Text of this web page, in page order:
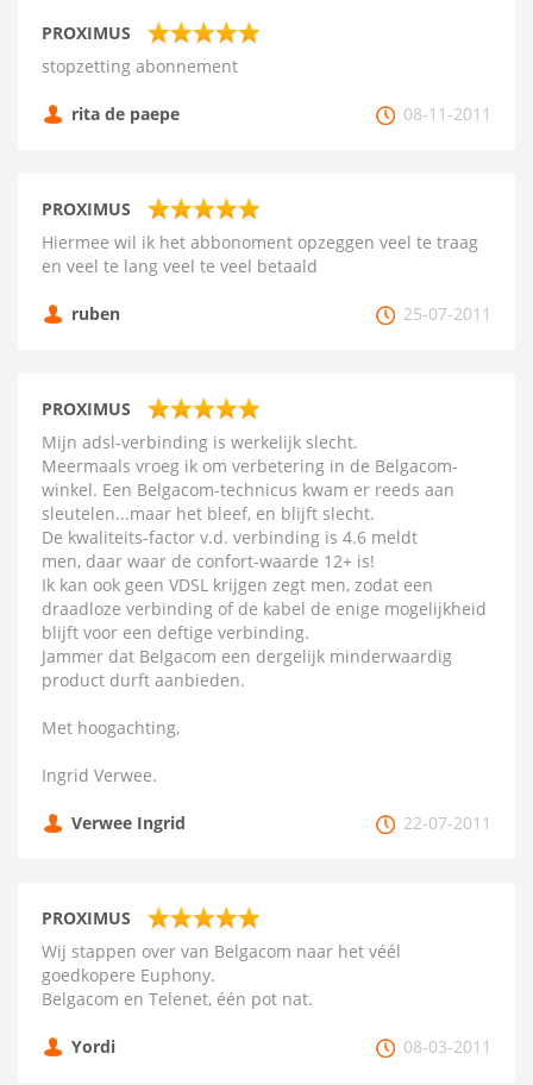
PROXIMUS
stopzetting abonnement
rita de paepe 08-11-2011
PROXIMUS
Hiermee wil ik het abbonoment opzeggen veel te traag
en veel te lang veel te veel betaald
ruben 25-07-2011
PROXIMUS
Mijn adsl-verbinding is werkelijk slecht.
Meermaals vroeg ik om verbetering in de Belgacom-
winkel. Een Belgacom-technicus kwam er reeds aan
sleutelen...maar het bleef, en blijft slecht.
De kwaliteits-factor v.d. verbinding is 4.6 meldt
men, daar waar de confort-waarde 12+ is!
Ik kan ook geen VDSL krijgen zegt men, zodat een
draadloze verbinding of de kabel de enige mogelijkheid
blijft voor een deftige verbinding.
Jammer dat Belgacom een dergelijk minderwaardig
product durft aanbieden.
Met hoogachting,
Ingrid Verwee.
Verwee Ingrid 22-07-2011
PROXIMUS
Wij stappen over van Belgacom naar het véél
goedkopere Euphony.
Belgacom en Telenet, één pot nat.
Yordi 08-03-2011